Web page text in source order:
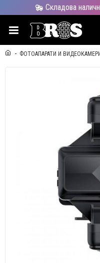
Складова
ФОТОАПАРАТИ И ВИДЕОКАМЕРИ